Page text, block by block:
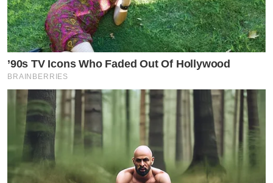
’90s TV Icons Who Faded Out Of Hollywood
BRAINBERRIES